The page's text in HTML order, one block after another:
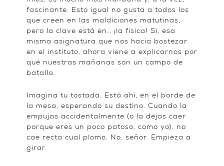
fascinante. Esto igual no gusta a todos los
que creen en las maldiciones matutinas,
pero la clave está en… ¡la física! Sí, esa
misma asignatura que nos hacía bostezar
en el instituto, ahora viene a explicarnos por
qué nuestras mañanas son un campo de
batalla.
Imagina tu tostada. Está ahí, en el borde de
la mesa, esperando su destino. Cuando la
empujas accidentalmente (o la dejas caer
porque eres un poco patoso, como yo), no
cae recta cual plomo. No, señor. Empieza a
girar.